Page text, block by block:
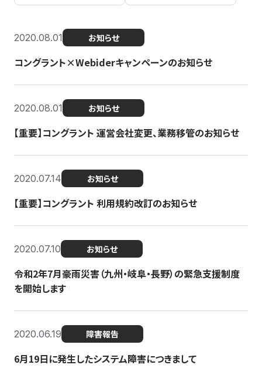
2020.08.01 お知らせ
コングラント×Webiderキャンペーンのお知らせ
2020.08.01 お知らせ
【重要】コングラント 運営会社変更、業務移管のお知らせ
2020.07.14 お知らせ
【重要】コングラント 利用規約改訂のお知らせ
2020.07.10 お知らせ
令和2年7月豪雨災害（九州・岐阜・長野）の緊急支援制度
を開始します
2020.06.19 障害報告
6月19日に発生したシステム障害につきまして